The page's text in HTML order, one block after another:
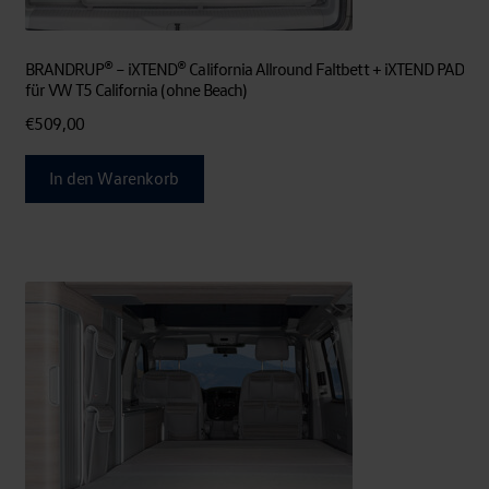
BRANDRUP® – iXTEND® California Allround Faltbett + iXTEND PAD
für VW T5 California (ohne Beach)
€509,00
In den Warenkorb